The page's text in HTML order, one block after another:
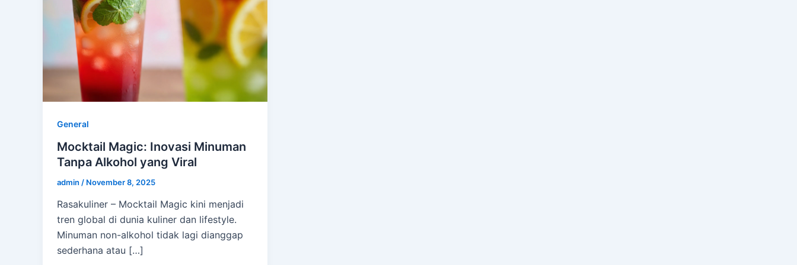
General
Mocktail Magic: Inovasi Minuman
Tanpa Alkohol yang Viral
admin / November 8, 2025
Rasakuliner – Mocktail Magic kini menjadi
tren global di dunia kuliner dan lifestyle.
Minuman non-alkohol tidak lagi dianggap
sederhana atau […]